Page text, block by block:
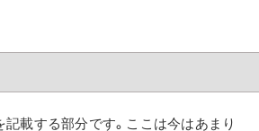
載する部分です。ここは今はあまり